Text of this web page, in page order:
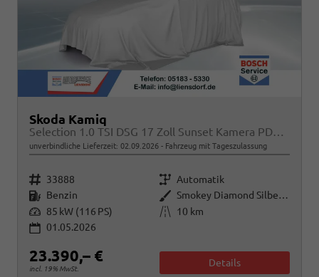
Skoda Kamiq
Selection 1.0 TSI DSG 17 Zoll Sunset Kamera PDC v+h
unverbindliche Lieferzeit: 02.09.2026 Fahrzeug mit Tageszulassung
Fahrzeugnr. 33888 Getriebe Automatik
Kraftstoff Benzin Außenfarbe
Smokey Diamond Silber Metallic
Leistung 85 kW (116 PS) Kilometerstand
10 km
01.05.2026
23.390,– €
incl. 19% MwSt.
Details